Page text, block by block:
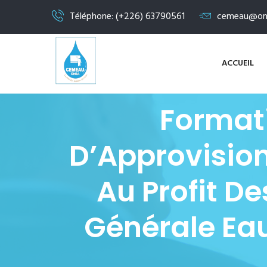
Téléphone: (+226) 63790561
ACCUEIL
Au Profit
Générale